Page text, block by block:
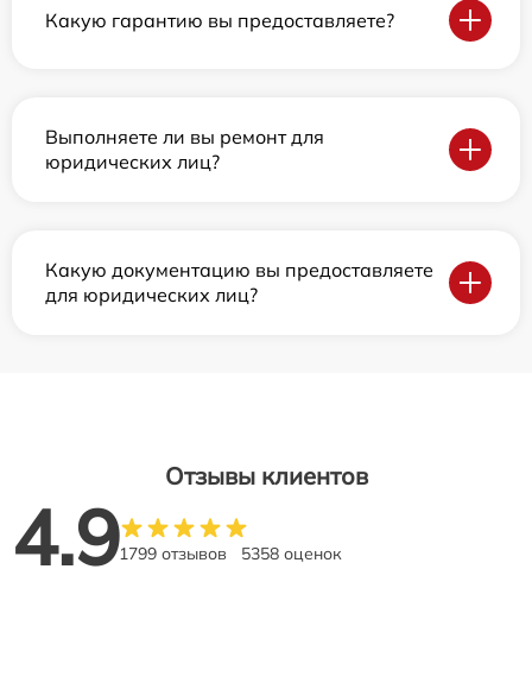
Какую гарантию вы предоставляете?
Выполняете ли вы ремонт для
юридических лиц?
Какую документацию вы предоставляете
для юридических лиц?
Отзывы клиентов
4.91799 отзывов 5358 оценок